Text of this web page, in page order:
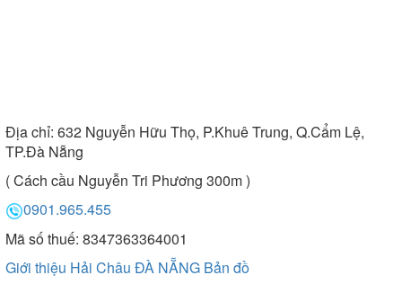
Địa chỉ: 632 Nguyễn Hữu Thọ, P.Khuê Trung, Q.Cẩm Lệ,
TP.Đà Nẵng
( Cách cầu Nguyễn Tri Phương 300m )
0901.965.455
Mã số thuế: 8347363364001
Giới thiệu Hải Châu ĐÀ NẴNG Bản đồ